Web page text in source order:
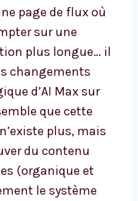
page de flux où
sur une
plus longue… il
changements
d’AI Max sur
que cette
plus, mais
du contenu
(organique et
le système